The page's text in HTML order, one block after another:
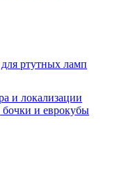
ртутных ламп
и локализации
и еврокубы